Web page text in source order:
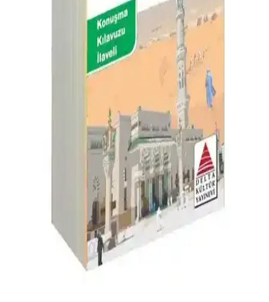
Arapça Öğreniyorum 1. Seviye 10 Kitap Seti ile
Temel Dil Becerilerini Geliştirin
Başlangıç seviyesinden orta seviyeye geçişi sağlayan, hikayelerle
Arapça öğrenme seti, kelime ve yapı kavramlarını pekiştirir,
kendinize uygun öğrenme teknikleriyle dilinizi geliştirin.
Arapçayı Öğreten Kitap: Derinlemesine Dil
Öğrenme Kaynağı ve Öğrenme Sürecini
Mehmet Maksudoğlu'nun 40 yılı aşkın deneyimiyle hazırlanan bu
kitap, dil yapısını derinlemesine öğrenmek ve pratik alıştırmalarla
pekiştirmek isteyenler için ideal bir kaynak.
Arapça Öğreniminde Yeni Bir Dönem: Silsiletü'l-
Lisan Serisi ve Modern Eğitim Yaklaşımları
Silsiletü'l-Lisan, dört seviyeden oluşan, modern eğitim teknikleri ve
interaktif içerikleriyle Arapça öğrenimini kolaylaştıran kapsamlı bir
Delta Kültür Yayınevi Arapça Dil Kartları ile Temel